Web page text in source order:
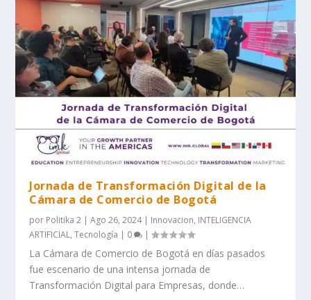
Jornada de Transformación Digital de la
Cámara de Comercio de Bogotá
por Politika 2 |Ago 26, 2024| Innovacion, INTELIGENCIA
ARTIFICIAL,Tecnología | 0 |
La Cámara de Comercio de Bogotá en días pasados
fue escenario de una intensa jornada de
Transformación Digital para Empresas, donde…